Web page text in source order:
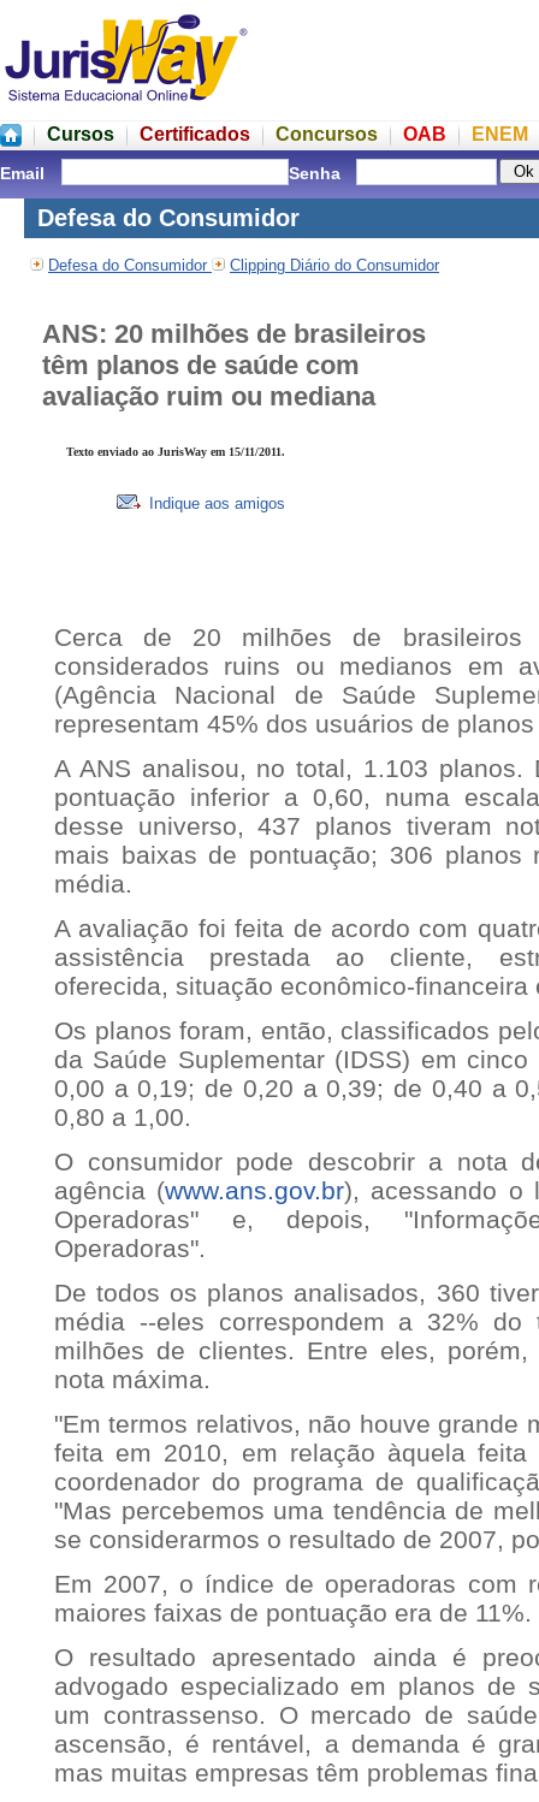
Cursos Certificados Concursos OAB ENEM
Email Senha
Defesa do Consumidor
Defesa do Consumidor Clipping Diário do Consumidor
ANS: 20 milhões de brasileiros
têm planos de saúde com
avaliação ruim ou mediana
Texto enviado ao JurisWay em 15/11/2011.
Indique aos amigos
Cerca de 20 milhões de
considerados ruins ou medianos em
(Agência Nacional de Saúde
representam 45% dos usuários de
A ANS analisou, no total, 1.103 planos.
pontuação inferior a 0,60, numa
desse universo, 437 planos tiveram
mais baixas de pontuação; 306 planos
média.
A avaliação foi feita de acordo com
assistência prestada ao cliente,
oferecida, situação econômico-financeira
Os planos foram, então, classificados
da Saúde Suplementar (IDSS) em
0,00 a 0,19; de 0,20 a 0,39; de 0,40 a
0,80 a 1,00.
O consumidor pode descobrir a nota
agência (www.ans.gov.br), acessando o
Operadoras" e, depois,
Operadoras".
De todos os planos analisados, 360
média --eles correspondem a 32% do
milhões de clientes. Entre eles,
nota máxima.
"Em termos relativos, não houve grande
feita em 2010, em relação àquela
coordenador do programa de
"Mas percebemos uma tendência de
se considerarmos o resultado de 2007,
Em 2007, o índice de operadoras com
maiores faixas de pontuação era de 11%.
O resultado apresentado ainda é
advogado especializado em planos de
um contrassenso. O mercado de
ascensão, é rentável, a demanda é
mas muitas empresas têm problemas